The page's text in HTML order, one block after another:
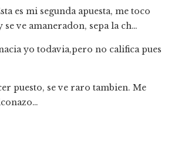
es mi segunda apuesta, me toco
ve amaneradon, sepa la ch…
yo todavia,pero no califica pues
puesto, se ve raro tambien. Me